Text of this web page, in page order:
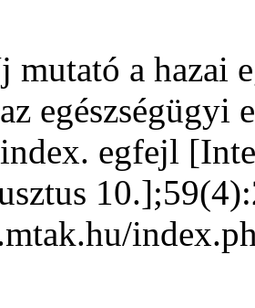
a hazai
egészségügyi
egfejl